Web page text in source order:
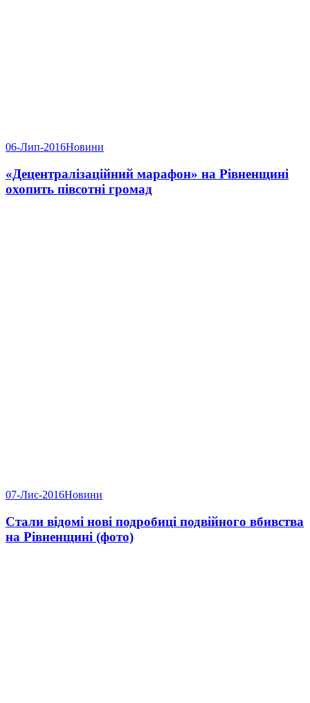
06-Лип-2016Новини
«Децентралізаційний марафон» на Рівненщині
охопить півсотні громад
07-Лис-2016Новини
Стали відомі нові подробиці подвійного вбивства
на Рівненщині (фото)